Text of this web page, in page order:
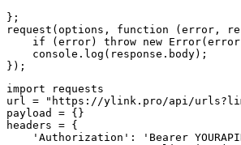
};
request(options, function (error,
if (error) throw new
    console.log(response.body);
});
import requests
url = "https://ylink.pro/api/
payload = {}
headers = {
'Authorization': 'Bearer